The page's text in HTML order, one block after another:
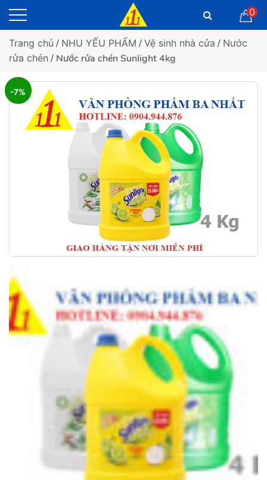
0
Trang chủ / NHU YẾU PHẨM / Vệ sinh nhà cửa / Nước
rửa chén / Nước rửa chén Sunlight 4kg
-7%